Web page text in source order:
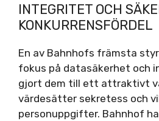
INTEGRITET OCH
KONKURRENSFÖRDEL
En av Bahnhofs främsta
fokus på datasäkerhet och
gjort dem till ett attraktivt
värdesätter sekretess och
personuppgifter. Bahnhof